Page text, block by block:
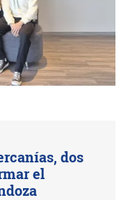
dos
el